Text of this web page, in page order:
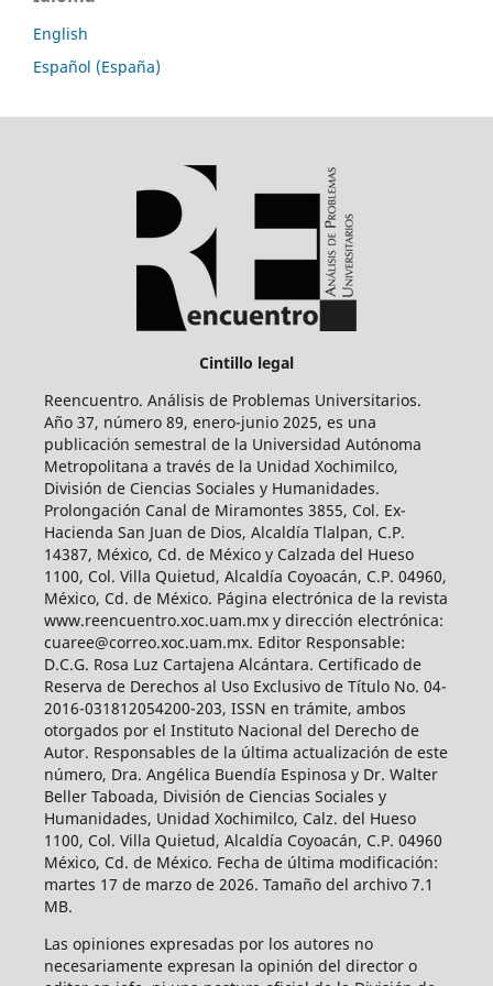
English
Español (España)
Cintillo legal
Reencuentro. Análisis de Problemas Universitarios.
Año 37, número 89, enero-junio 2025, es una
publicación semestral de la Universidad Autónoma
Metropolitana a través de la Unidad Xochimilco,
División de Ciencias Sociales y Humanidades.
Prolongación Canal de Miramontes 3855, Col. Ex-
Hacienda San Juan de Dios, Alcaldía Tlalpan, C.P.
14387, México, Cd. de México y Calzada del Hueso
1100, Col. Villa Quietud, Alcaldía Coyoacán, C.P. 04960,
México, Cd. de México. Página electrónica de la revista
www.reencuentro.xoc.uam.mx y dirección electrónica:
cuaree@correo.xoc.uam.mx. Editor Responsable:
D.C.G. Rosa Luz Cartajena Alcántara. Certificado de
Reserva de Derechos al Uso Exclusivo de Título No. 04-
2016-031812054200-203, ISSN en trámite, ambos
otorgados por el Instituto Nacional del Derecho de
Autor. Responsables de la última actualización de este
número, Dra. Angélica Buendía Espinosa y Dr. Walter
Beller Taboada, División de Ciencias Sociales y
Humanidades, Unidad Xochimilco, Calz. del Hueso
1100, Col. Villa Quietud, Alcaldía Coyoacán, C.P. 04960
México, Cd. de México. Fecha de última modificación:
martes 17 de marzo de 2026. Tamaño del archivo 7.1
MB.
Las opiniones expresadas por los autores no
necesariamente expresan la opinión del director o